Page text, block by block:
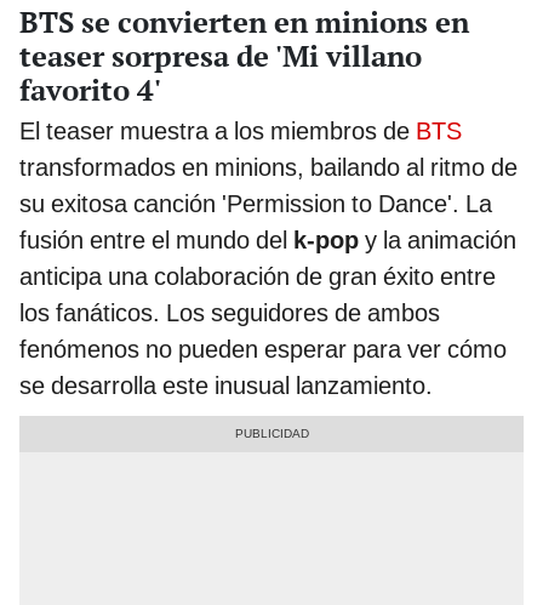
BTS se convierten en minions en
teaser sorpresa de 'Mi villano
favorito 4'
El teaser muestra a los miembros de BTS
transformados en minions, bailando al ritmo de
su exitosa canción 'Permission to Dance'. La
fusión entre el mundo del k-pop y la animación
anticipa una colaboración de gran éxito entre
los fanáticos. Los seguidores de ambos
fenómenos no pueden esperar para ver cómo
se desarrolla este inusual lanzamiento.